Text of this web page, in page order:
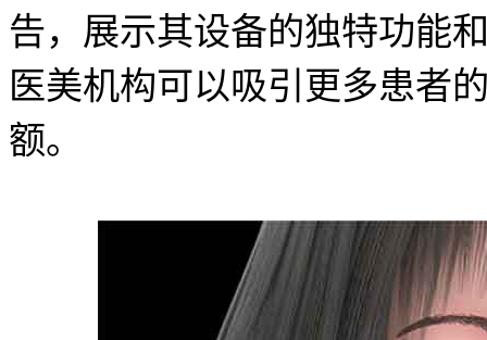
告，展示其设备的独特功能
医美机构可以吸引更多患者
额。